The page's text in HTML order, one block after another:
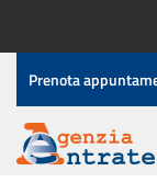
contenuto
Menu
di
servizio
Prenota